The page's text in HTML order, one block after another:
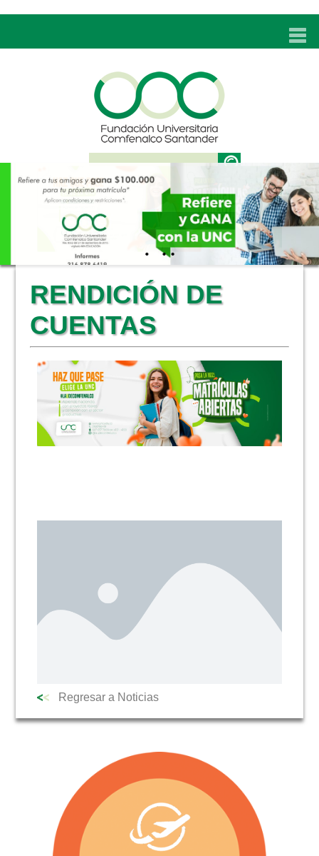
UNC
ADMISIONES
PROGRAMAS
TÉCNICOS LABORALES
BIENESTAR
BIBLIOTECA
RENDICIÓN DE
CUENTAS
Regresar a Noticias